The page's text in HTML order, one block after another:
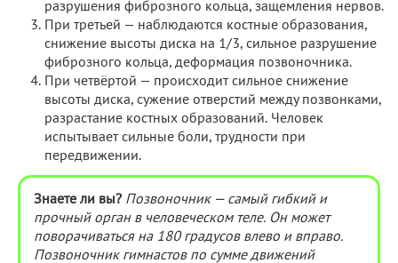
разрушения фиброзного кольца, защемления нервов.
При третьей — наблюдаются костные образования,
снижение высоты диска на 1/3, сильное разрушение
фиброзного кольца, деформация позвоночника.
При четвёртой — происходит сильное снижение
высоты диска, сужение отверстий между позвонками,
разрастание костных образований. Человек
испытывает сильные боли, трудности при
передвижении.
Знаете ли вы? Позвоночник — самый гибкий и
прочный орган в человеческом теле. Он может
поворачиваться на 180 градусов влево и вправо.
Позвоночник гимнастов по сумме движений